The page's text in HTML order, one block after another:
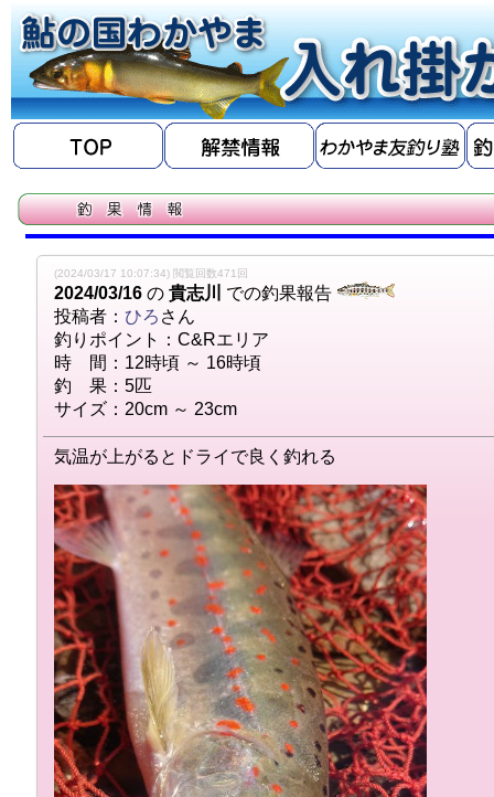
(2024/03/17 10:07:34) 閲覧回数471回
2024/03/16 の 貴志川
での釣果報告
投稿者： ひろ さん
釣りポイント：C&Rエリア
時 間：12時頃 ～ 16時頃
釣 果：5匹
サイズ：20cm ～ 23cm
気温が上がるとドライで良く釣れる